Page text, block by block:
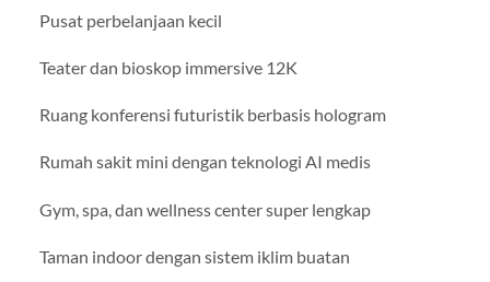
Pusat perbelanjaan kecil
Teater dan bioskop immersive 12K
Ruang konferensi futuristik berbasis hologram
Rumah sakit mini dengan teknologi AI medis
Gym, spa, dan wellness center super lengkap
Taman indoor dengan sistem iklim buatan